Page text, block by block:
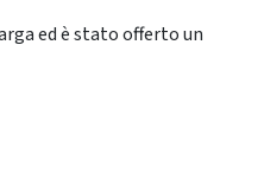
ed è stato offerto un